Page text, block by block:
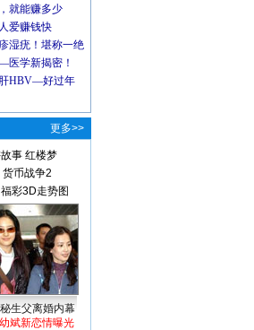
更多>>
事 红楼梦
货币战争2
福彩3D走势图
生父离婚内幕
斌新恋情曝光